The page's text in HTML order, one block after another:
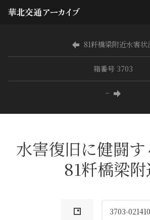
81粁橋梁附近水害状
箱番号 3703
−
水害復旧に健闘
81粁橋梁
3703-